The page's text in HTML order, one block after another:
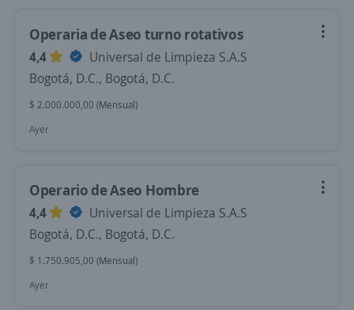
Operaria de Aseo turno rotativos
4,4
Universal de Limpieza S.A.S
Bogotá, D.C., Bogotá, D.C.
$ 2.000.000,00 (Mensual)
Ayer
Operario de Aseo Hombre
4,4
Universal de Limpieza S.A.S
Bogotá, D.C., Bogotá, D.C.
$ 1.750.905,00 (Mensual)
Ayer